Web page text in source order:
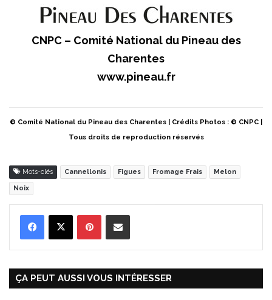
CNPC – Comité National du Pineau des
Charentes
www.pineau.fr
© Comité National du Pineau des Charentes | Crédits Photos : © CNPC |
Tous droits de reproduction réservés
Mots-clés Cannellonis Figues Fromage Frais Melon
Noix
ÇA PEUT AUSSI VOUS INTÉRESSER